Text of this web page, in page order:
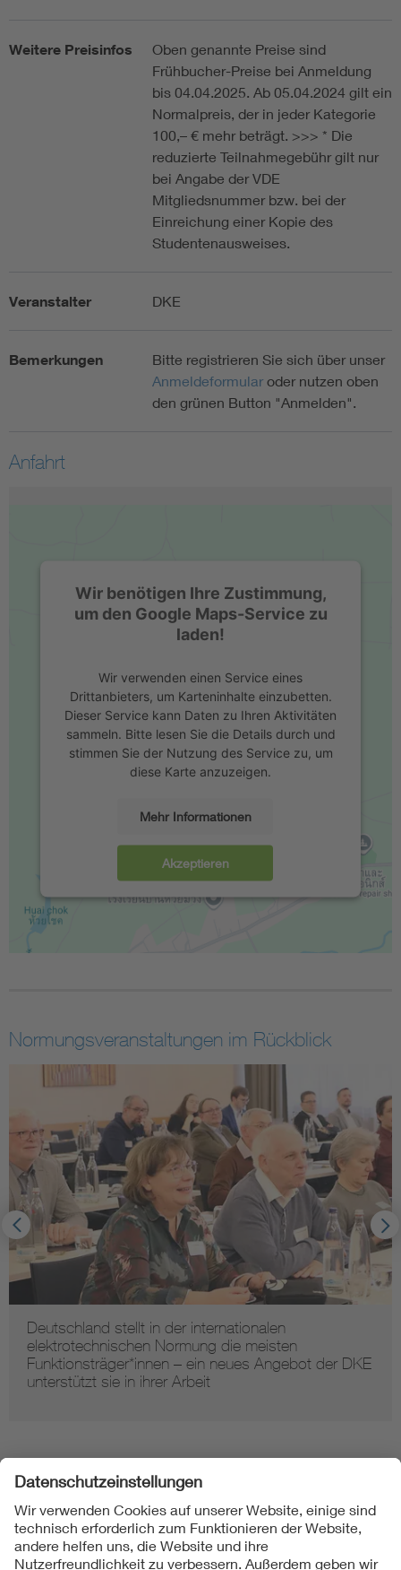
Weitere Preisinfos
Oben genannte Preise sind
Frühbucher-Preise bei Anmeldung
bis 04.04.2025. Ab 05.04.2024 gilt ein
Normalpreis, der in jeder Kategorie
100,– € mehr beträgt. >>> * Die
reduzierte Teilnahmegebühr gilt nur
bei Angabe der VDE
Mitgliedsnummer bzw. bei der
Einreichung einer Kopie des
Studentenausweises.
Veranstalter DKE
Bemerkungen
Bitte registrieren Sie sich über unser
Anmeldeformular oder nutzen oben
den grünen Button "Anmelden".
Anfahrt
Wir benötigen Ihre Zustimmung,
um den Google Maps-Service zu
laden!
Wir verwenden einen Service eines
Drittanbieters, um Karteninhalte einzubetten.
Dieser Service kann Daten zu Ihren Aktivitäten
sammeln. Bitte lesen Sie die Details durch und
stimmen Sie der Nutzung des Service zu, um
diese Karte anzuzeigen.
Mehr Informationen
Akzeptieren
Normungsveranstaltungen im Rückblick
Deutschland stellt in der internationalen
elektrotechnischen Normung die meisten
Funktionsträger*innen – ein neues Angebot der DKE
unterstützt sie in ihrer Arbeit
Folgen Sie uns